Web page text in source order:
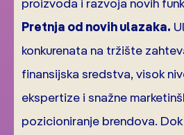
Pretnja od novih ulazaka.
konkurenata na tržište
finansijska sredstva, visok
ekspertize i snažne
pozicioniranje brendova.